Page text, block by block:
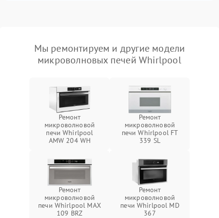
Мы ремонтируем и другие модели
микроволновых печей Whirlpool
Ремонт
микроволновой
печи Whirlpool
AMW 204 WH
Ремонт
микроволновой
печи Whirlpool FT
339 SL
Ремонт
микроволновой
печи Whirlpool MAX
109 BRZ
Ремонт
микроволновой
печи Whirlpool MD
367